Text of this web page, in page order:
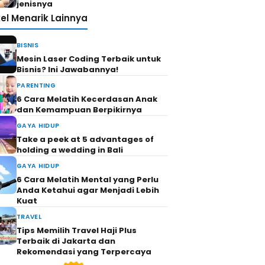
jenisnya
Menarik Lainnya
BISNIS
Mesin Laser Coding Terbaik untuk
Bisnis? Ini Jawabannya!
PARENTING
6 Cara Melatih Kecerdasan Anak
dan Kemampuan Berpikirnya
GAYA HIDUP
Take a peek at 5 advantages of
holding a wedding in Bali
GAYA HIDUP
6 Cara Melatih Mental yang Perlu
Anda Ketahui agar Menjadi Lebih
Kuat
TRAVEL
Tips Memilih Travel Haji Plus
Terbaik di Jakarta dan
Rekomendasi yang Terpercaya